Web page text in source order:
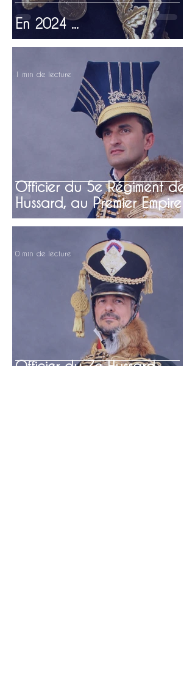
En 2024 ...
Officier du 5e Régiment de
Hussard, au Premier Empire
1 min de lecture
Officier du 7e Hussard,
0 min de lecture